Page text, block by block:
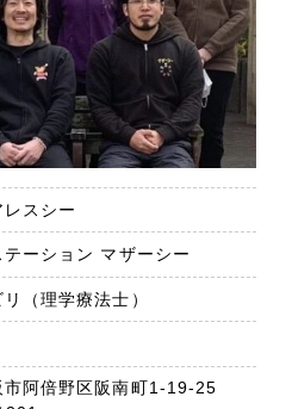
スシー
ーション マザーシー
（理学療法士）
市阿倍野区阪南町1-19-25